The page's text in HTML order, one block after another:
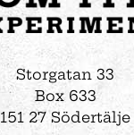
Storgatan 33
Box 633
151 27 Södertälje